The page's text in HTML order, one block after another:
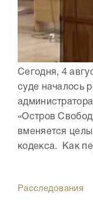
Сегодня, 4
суде началось
«Остров
вменяется
кодекса. Как
Расследования